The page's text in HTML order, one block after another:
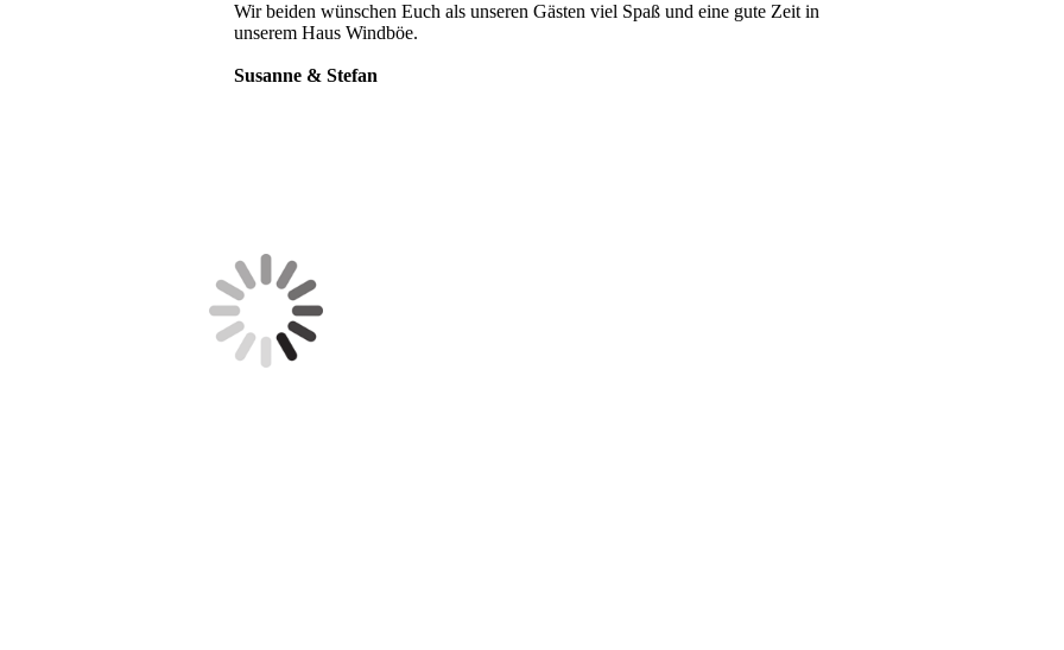
Wir beiden wünschen Euch als unseren Gästen viel Spaß und eine gute Zeit in
unserem Haus Windböe.
Susanne & Stefan